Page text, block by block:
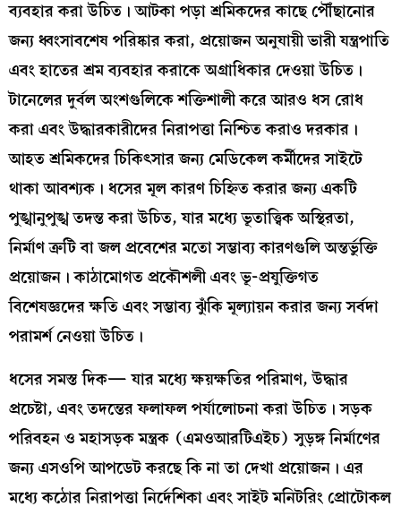
ব্যবহার করা উচিত। আটকা পড়া শ্রমিকদের কাছে পৌঁছানোর
জন্য ধ্বংসাবশেষ পরিষ্কার করা, প্রয়োজন অনুযায়ী ভারী যন্ত্রপাতি
এবং হাতের শ্রম ব্যবহার করাকে অগ্রাধিকার দেওয়া উচিত।
টানেলের দুর্বল অংশগুলিকে শক্তিশালী করে আরও ধস রোধ
করা এবং উদ্ধারকারীদের নিরাপত্তা নিশ্চিত করাও দরকার।
আহত শ্রমিকদের চিকিৎসার জন্য মেডিকেল কর্মীদের সাইটে
থাকা আবশ্যক। ধসের মূল কারণ চিহ্নিত করার জন্য একটি
পুঙ্খানুপুঙ্খ তদন্ত করা উচিত, যার মধ্যে ভূতাত্ত্বিক অস্থিরতা,
নির্মাণ ত্রুটি বা জল প্রবেশের মতো সম্ভাব্য কারণগুলি অন্তর্ভুক্তি
প্রয়োজন। কাঠামোগত প্রকৌশলী এবং ভূ-প্রযুক্তিগত
বিশেষজ্ঞদের ক্ষতি এবং সম্ভাব্য ঝুঁকি মূল্যায়ন করার জন্য সর্বদা
পরামর্শ নেওয়া উচিত।
ধসের সমস্ত দিক— যার মধ্যে ক্ষয়ক্ষতির পরিমাণ, উদ্ধার
প্রচেষ্টা, এবং তদন্তের ফলাফল পর্যালোচনা করা উচিত। সড়ক
পরিবহন ও মহাসড়ক মন্ত্রক (এমওআরটিএইচ) সুড়ঙ্গ নির্মাণের
জন্য এসওপি আপডেট করছে কি না তা দেখা প্রয়োজন। এর
মধ্যে কঠোর নিরাপত্তা নির্দেশিকা এবং সাইট মনিটরিং প্রোটোকল